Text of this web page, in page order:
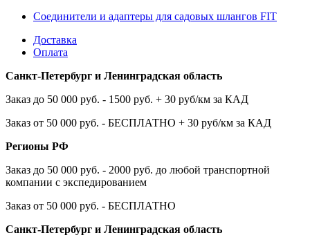
Соединители и адаптеры для садовых шлангов FIT
Доставка
Оплата
Санкт-Петербург и Ленинградская область
Заказ до 50 000 руб. - 1500 руб. + 30 руб/км за КАД
Заказ от 50 000 руб. - БЕСПЛАТНО + 30 руб/км за КАД
Регионы РФ
Заказ до 50 000 руб. - 2000 руб. до любой транспортной
компании с экспедированием
Заказ от 50 000 руб. - БЕСПЛАТНО
Санкт-Петербург и Ленинградская область